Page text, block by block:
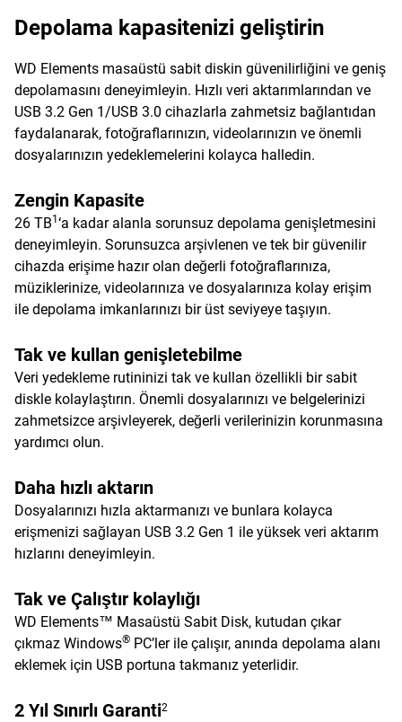
Depolama kapasitenizi geliştirin
WD Elements masaüstü sabit diskin güvenilirliğini ve geniş
depolamasını deneyimleyin. Hızlı veri aktarımlarından ve
USB 3.2 Gen 1/USB 3.0 cihazlarla zahmetsiz bağlantıdan
faydalanarak, fotoğraflarınızın, videolarınızın ve önemli
dosyalarınızın yedeklemelerini kolayca halledin.
Zengin Kapasite
26 TB1 ‘a kadar alanla sorunsuz depolama genişletmesini
deneyimleyin. Sorunsuzca arşivlenen ve tek bir güvenilir
cihazda erişime hazır olan değerli fotoğraflarınıza,
müziklerinize, videolarınıza ve dosyalarınıza kolay erişim
ile depolama imkanlarınızı bir üst seviyeye taşıyın.
Tak ve kullan genişletebilme
Veri yedekleme rutininizi tak ve kullan özellikli bir sabit
diskle kolaylaştırın. Önemli dosyalarınızı ve belgelerinizi
zahmetsizce arşivleyerek, değerli verilerinizin korunmasına
yardımcı olun.
Daha hızlı aktarın
Dosyalarınızı hızla aktarmanızı ve bunlara kolayca
erişmenizi sağlayan USB 3.2 Gen 1 ile yüksek veri aktarım
hızlarını deneyimleyin.
Tak ve Çalıştır kolaylığı
WD Elements™ Masaüstü Sabit Disk, kutudan çıkar
çıkmaz Windows® PC’ler ile çalışır, anında depolama alanı
eklemek için USB portuna takmanız yeterlidir.
2 Yıl Sınırlı Garanti2